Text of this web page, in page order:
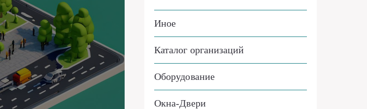
Иное
Каталог организаций
Оборудование
Окна-Двери